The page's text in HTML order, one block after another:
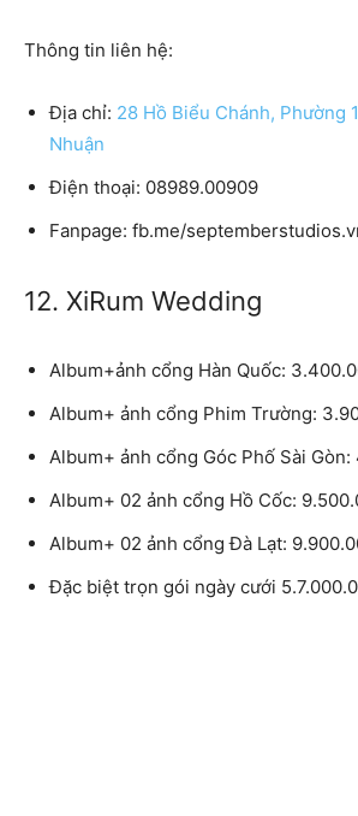
Thông tin liên hệ:
Địa chỉ: 28 Hồ Biểu Chánh, Phường
Nhuận
Điện thoại: 08989.00909
Fanpage: fb.me/
12. XiRum Wedding
Album+ảnh cổng Hàn Quốc:
Album+ ảnh cổng Phim Trường:
Album+ ảnh cổng Góc Phố Sài
Album+ 02 ảnh cổng Hồ Cốc:
Album+ 02 ảnh cổng Đà Lạt:
Đặc biệt trọn gói ngày cưới